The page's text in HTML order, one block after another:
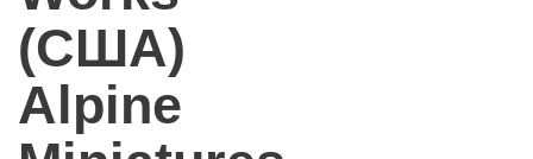
(США)
Alpine